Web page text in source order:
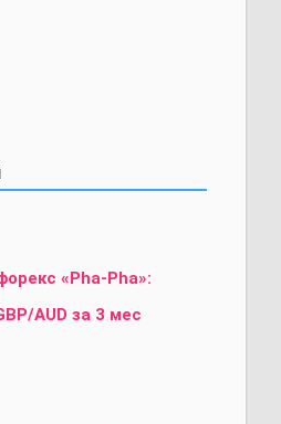
«Pha-Pha»:
AUD за 3 мес